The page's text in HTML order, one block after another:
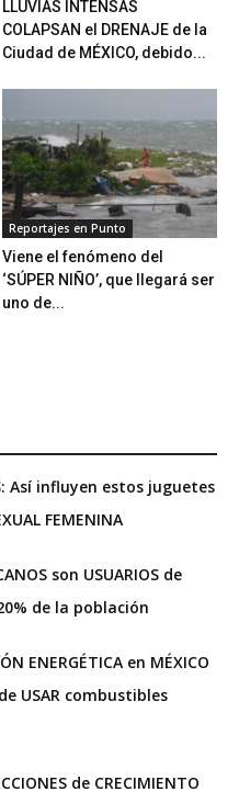
LLUVIAS INTENSAS
COLAPSAN el DRENAJE de la
Ciudad de MÉXICO, debido...
Reportajes en Punto
Viene el fenómeno del
‘SÚPER NIÑO’, que llegará ser
uno de...
Así influyen estos juguetes
FEMENINA
son USUARIOS de
de la población
ENERGÉTICA en MÉXICO
USAR combustibles
de CRECIMIENTO